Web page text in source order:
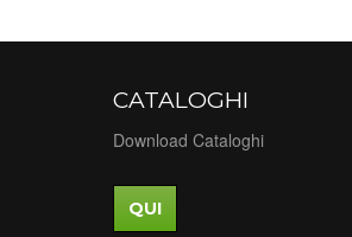
CATALOGHI
Download Cataloghi
QUI